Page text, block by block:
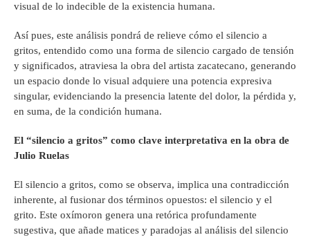
visual de lo indecible de la existencia humana.
Así pues, este análisis pondrá de relieve cómo el silencio a
gritos, entendido como una forma de silencio cargado de tensión
y significados, atraviesa la obra del artista zacatecano, generando
un espacio donde lo visual adquiere una potencia expresiva
singular, evidenciando la presencia latente del dolor, la pérdida y,
en suma, de la condición humana.
El “silencio a gritos” como clave interpretativa en la obra de
Julio Ruelas
El silencio a gritos, como se observa, implica una contradicción
inherente, al fusionar dos términos opuestos: el silencio y el
grito. Este oxímoron genera una retórica profundamente
sugestiva, que añade matices y paradojas al análisis del silencio